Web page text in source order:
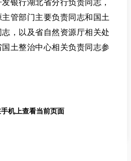
银行湖北省分行负责同志，
管部门主要负责同志和国土
，以及省自然资源厅相关处
土整治中心相关负责同志参
机上查看当前页面